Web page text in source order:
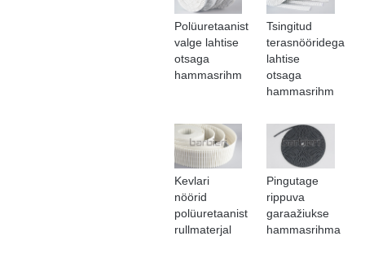
Polüuretaanist
valge lahtise
otsaga
hammasrihm
Tsingitud
terasnööridega
lahtise
otsaga
hammasrihm
Kevlari
nöörid
polüuretaanist
rullmaterjal
Pingutage
rippuva
garaažiukse
hammasrihma